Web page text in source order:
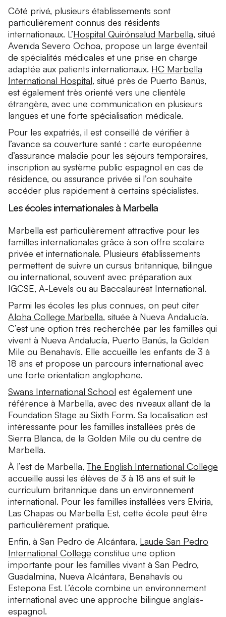
Côté privé, plusieurs établissements sont
particulièrement connus des résidents
internationaux. L’Hospital Quirónsalud Marbella, situé
Avenida Severo Ochoa, propose un large éventail
de spécialités médicales et une prise en charge
adaptée aux patients internationaux. HC Marbella
International Hospital, situé près de Puerto Banús,
est également très orienté vers une clientèle
étrangère, avec une communication en plusieurs
langues et une forte spécialisation médicale.
Pour les expatriés, il est conseillé de vérifier à
l’avance sa couverture santé : carte européenne
d’assurance maladie pour les séjours temporaires,
inscription au système public espagnol en cas de
résidence, ou assurance privée si l’on souhaite
accéder plus rapidement à certains spécialistes.
Les écoles internationales à Marbella
Marbella est particulièrement attractive pour les
familles internationales grâce à son offre scolaire
privée et internationale. Plusieurs établissements
permettent de suivre un cursus britannique, bilingue
ou international, souvent avec préparation aux
IGCSE, A-Levels ou au Baccalauréat International.
Parmi les écoles les plus connues, on peut citer
Aloha College Marbella, située à Nueva Andalucía.
C’est une option très recherchée par les familles qui
vivent à Nueva Andalucía, Puerto Banús, la Golden
Mile ou Benahavís. Elle accueille les enfants de 3 à
18 ans et propose un parcours international avec
une forte orientation anglophone.
Swans International School est également une
référence à Marbella, avec des niveaux allant de la
Foundation Stage au Sixth Form. Sa localisation est
intéressante pour les familles installées près de
Sierra Blanca, de la Golden Mile ou du centre de
Marbella.
À l’est de Marbella,The English International College
accueille aussi les élèves de 3 à 18 ans et suit le
curriculum britannique dans un environnement
international. Pour les familles installées vers Elviria,
Las Chapas ou Marbella Est, cette école peut être
particulièrement pratique.
Enfin, à San Pedro de Alcántara, Laude San Pedro
International College constitue une option
importante pour les familles vivant à San Pedro,
Guadalmina, Nueva Alcántara, Benahavís ou
Estepona Est. L’école combine un environnement
international avec une approche bilingue anglais-
espagnol.